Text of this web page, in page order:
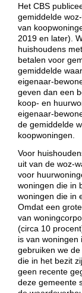
Het CBS
gemiddelde
van
2019 en later).
huishoudens
betalen voor
gemiddelde
eigenaar-
geven dan een
koop- en
eigenaar-
de gemiddelde
koopwoningen.
Voor
uit van de woz-
voor
woningen die in
woningen die in
Omdat een
van
(circa 10
is van woningen
gebruiken we
die in het bezit
geen recente
deze gemeente